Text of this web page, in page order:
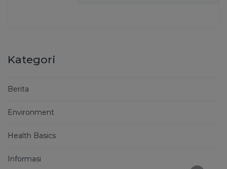
Kategori
Berita
Environment
Health Basics
Informasi